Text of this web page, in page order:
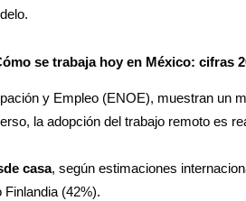
se trabaja hoy en México: cifras
y Empleo (ENOE), muestran un
la adopción del trabajo remoto es
casa, según estimaciones
(42%).